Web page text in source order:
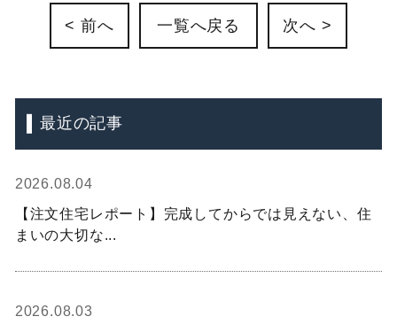
< 前へ 一覧へ戻る 次へ >
最近の記事
2026.08.04
【注文住宅レポート】完成してからでは見えない、住
まいの大切な...
2026.08.03